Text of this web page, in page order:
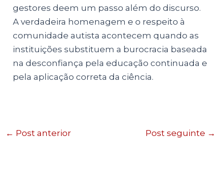
gestores deem um passo além do discurso.
A verdadeira homenagem e o respeito à
comunidade autista acontecem quando as
instituições substituem a burocracia baseada
na desconfiança pela educação continuada e
pela aplicação correta da ciência.
← Post anterior Post seguinte →